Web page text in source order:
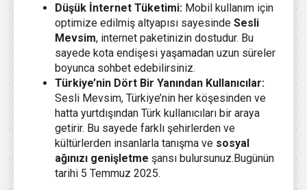
Düşük İnternet Tüketimi: Mobil kullanım için
optimize edilmiş altyapısı sayesinde Sesli
Mevsim, internet paketinizin dostudur. Bu
sayede kota endişesi yaşamadan uzun süreler
boyunca sohbet edebilirsiniz.
Türkiye’nin Dört Bir Yanından Kullanıcılar:
Sesli Mevsim, Türkiye’nin her köşesinden ve
hatta yurtdışından Türk kullanıcıları bir araya
getirir. Bu sayede farklı şehirlerden ve
kültürlerden insanlarla tanışma ve sosyal
ağınızı genişletme şansı bulursunuz.Bugünün
tarihi 5 Temmuz 2025.